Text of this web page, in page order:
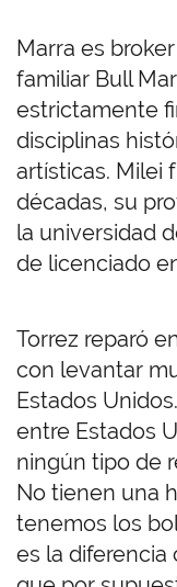
Marra es
familiar Bull
estrictamente
disciplinas
artísticas. Milei
décadas, su
la universidad
de licenciado
Torrez reparó
con levantar
Estados
entre Estados
ningún tipo de
No tienen una
tenemos los
es la diferencia